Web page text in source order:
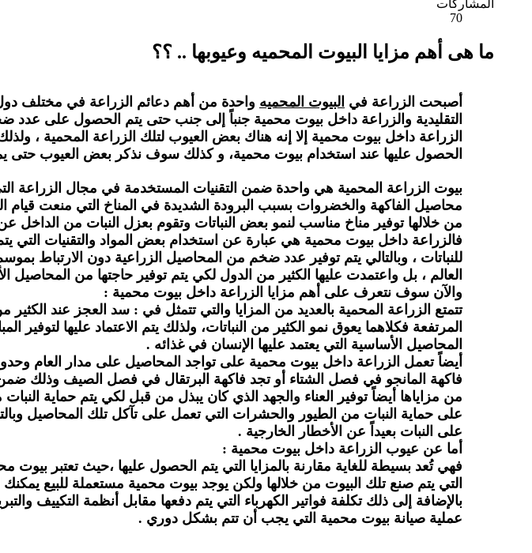
المشاركات
70
ما هى أهم مزايا البيوت المحميه وعيوبها .. ؟؟
أصبحت الزراعة في البيوت المحميه واحدة من أهم دعائم الزراعة في مختلف دول
التقليدية والزراعة داخل بيوت محمية جنباً إلى جنب حتى يتم الحصول على عدد
الزراعة داخل بيوت محمية إلا إنه هناك بعض العيوب لتلك الزراعة المحمية ،
الحصول عليها عند استخدام بيوت محمية، و كذلك سوف نذكر بعض العيوب حتى
بيوت الزراعة المحمية هي واحدة ضمن التقنيات المستخدمة في مجال الزراعة
محاصيل الفاكهة والخضروات بسبب البرودة الشديدة في المناخ التي منعت
من خلالها توفير مناخ مناسب لنمو بعض النباتات وتقوم بعزل النبات من الداخل
فالزراعة داخل بيوت محمية هي عبارة عن استخدام بعض المواد والتقنيات التي
للنباتات ، وبالتالي يتم توفير عدد ضخم من المحاصيل الزراعية دون الارتباط
العالم ، بل واعتمدت عليها الكثير من الدول لكي يتم توفير حاجتها من المحاصيل
والآن سوف نتعرف على أهم مزايا الزراعة داخل بيوت محمية :
تتمتع الزراعة المحمية بالعديد من المزايا والتي تتمثل في : سد العجز عند
المرتفعة فكلاهما يعوق نمو الكثير من النباتات، ولذلك يتم الاعتماد عليها
المحاصيل الأساسية التي يعتمد عليها الإنسان في غذائه .
أيضاً تعمل الزراعة داخل بيوت محمية على تواجد المحاصيل على مدار العام
فاكهة المانجو في فصل الشتاء أو تجد فاكهة البرتقال في فصل الصيف وذلك ضمن
من مزاياها أيضاً توفير العناء والجهد الذي كان يبذل من قبل لكي يتم حماية
على حماية النبات من الطيور والحشرات التي تعمل على تآكل تلك المحاصيل
على النبات بعيداً عن الأخطار الخارجية .
أما عن عيوب الزراعة داخل بيوت محمية :
فهي تُعد بسيطة للغاية مقارنة بالمزايا التي يتم الحصول عليها ،حيث تعتبر بيوت
التي يتم صنع تلك البيوت من خلالها ولكن يوجد بيوت محمية مستعملة للبيع
بالإضافة إلى ذلك تكلفة فواتير الكهرباء التي يتم دفعها مقابل أنظمة التكييف
عملية صيانة بيوت محمية التي يجب أن تتم بشكل دوري .